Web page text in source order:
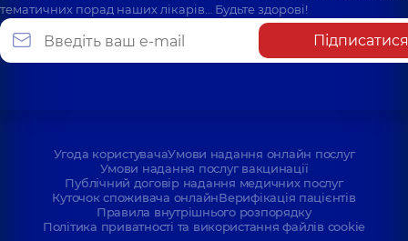
тематичних порад наших лікарів… Будьте здорові!
Підписатися
Угода користувачаУмови надання онлайн послуг
Умови надання послуг вакцинації
Публічний договір надання медичних послуг
Куточок споживача онлайнВерифікація пацієнтів
Правила внутрішнього розпорядку
Політика приватності та використання файлів cookie